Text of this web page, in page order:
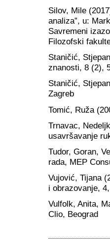
Silov, Mile
analiza”, u:
Savremeni
Filozofski
Staničić,
znanosti, 8 (2),
Staničić,
Zagreb
Tomić, Ruža
Trnavac,
usavršavanje
Tudor, Goran,
rada, MEP
Vujović, Tijana
i obrazovanje,
Vulfolk, Anita,
Clio, Beograd